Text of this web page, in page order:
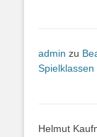
admin zu
Helmut